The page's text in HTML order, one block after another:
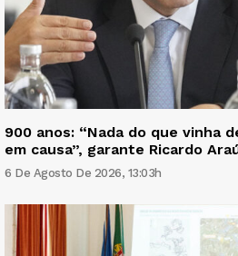
900 anos: “Nada do que vinha
em causa”, garante Ricardo
6 De Agosto De 2026, 13:03h